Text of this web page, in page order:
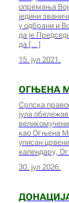
опремања
једини
у одбрани и
да је
да
15. јул 2021.
ОГЊЕНА
Српска
јула
као Огњена
уписан
календару,
30. јул 2026.